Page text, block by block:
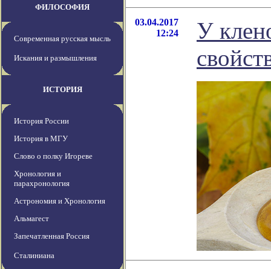
ФИЛОСОФИЯ
Современная русская мысль
Искания и размышления
ИСТОРИЯ
История России
История в МГУ
Слово о полку Игореве
Хронология и
парахронология
Астрономия и Хронология
Альмагест
Запечатленная Россия
Сталиниана
03.04.2017
12:24
У